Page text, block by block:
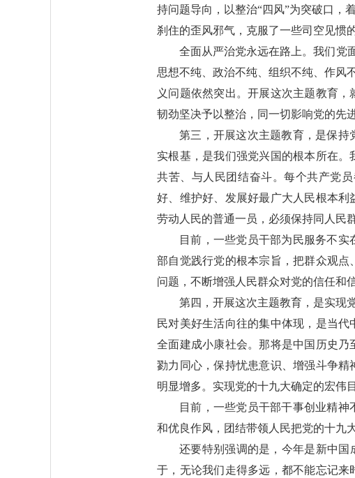
持问题导向，以整治“四风”为突破口，
刹住的歪风邪气，克服了一些司空见惯
全面从严治党永远在路上。我们党
思想不纯、政治不纯、组织不纯、作风
义问题依然突出。开展这次主题教育
韧劲坚决予以整治，同一切影响党的先
第三，开展这次主题教育，是保
实根基，是我们强党兴国的根本所在
共苦、与人民团结奋斗。每个共产党
好、维护好、发展好最广大人民根本
劳动人民的普通一员，必须保持同人民
目前，一些党员干部为民服务不
部自觉践行党的根本宗旨，把群众观
问题，不断增强人民群众对党的信任和
第四，开展这次主题教育，是实现
民对美好生活向往的集中体现，是当
全面建成小康社会。那将是中国历史乃
勠力同心，保持忧患意识、增强斗争
明显增多。实现党的十九大确定的宏伟
目前，一些党员干部干事创业精
和优良作风，团结带领人民把党的十九
还要特别强调的是，今年是新中国
于，无论我们走得多远，都不能忘记